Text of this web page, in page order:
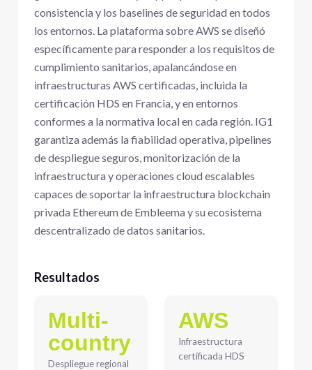
consistencia y los baselines de seguridad en todos
los entornos. La plataforma sobre AWS se diseñó
específicamente para responder a los requisitos de
cumplimiento sanitarios, apalancándose en
infraestructuras AWS certificadas, incluida la
certificación HDS en Francia, y en entornos
conformes a la normativa local en cada región. IG1
garantiza además la fiabilidad operativa, pipelines
de despliegue seguros, monitorización de la
infraestructura y operaciones cloud escalables
capaces de soportar la infraestructura blockchain
privada Ethereum de Embleema y su ecosistema
descentralizado de datos sanitarios.
Resultados
Multi-
country
Despliegue regional
AWS
Infraestructura
certificada HDS